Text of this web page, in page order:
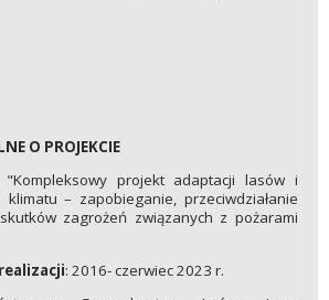
O PROJEKCIE
"Kompleksowy projekt adaptacji lasów i
– zapobieganie, przeciwdziałanie
zagrożeń związanych z pożarami
: 2016- czerwiec 2023 r.